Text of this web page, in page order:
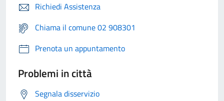
Richiedi Assistenza
Chiama il comune 02 908301
Prenota un appuntamento
Problemi in città
Segnala disservizio